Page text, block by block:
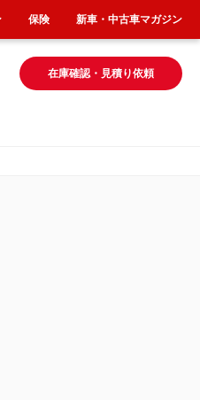
在庫確認・見積り依頼
保険 新車・中古車マガジン